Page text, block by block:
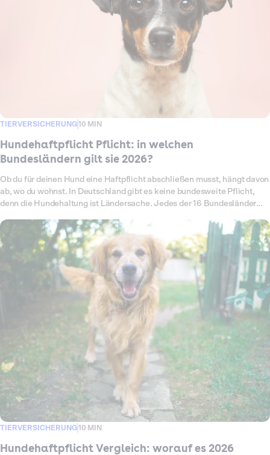
Schutz dein Hund wirklich braucht und ob es sinnvoll ist, beide
TIERVERSICHERUNG10 MIN
Hundehaftpflicht Pflicht: in welchen
Bundesländern gilt sie 2026?
Ob du für deinen Hund eine Haftpflicht abschließen musst, hängt davon
ab, wo du wohnst. In Deutschland gibt es keine bundesweite Pflicht,
denn die Hundehaltung ist Ländersache. Jedes der 16 Bundesländer
für jeden Hund bis zu gar keiner Vorschrift. Das Ergebnis ist ein
Flickenteppich, der sich zudem laufend verändert. Zum 1. Juli 2026 ist
zum Beispiel Bremen dazugekommen, wo die Versicherung jetzt für alle
Hunde vorgeschrieben ist. In diesem Überblick siehst du auf einen
Blick, was in deinem Bundesland gilt. Wir schauen genauer auf die
Sonderfälle Nordrhein-Westfalen und Bayern, klären, ab wann du die
Versicherung brauchst, und warum sich der Schutz auch dort lohnt, wo
TIERVERSICHERUNG10 MIN
Hundehaftpflicht Vergleich: worauf es 2026